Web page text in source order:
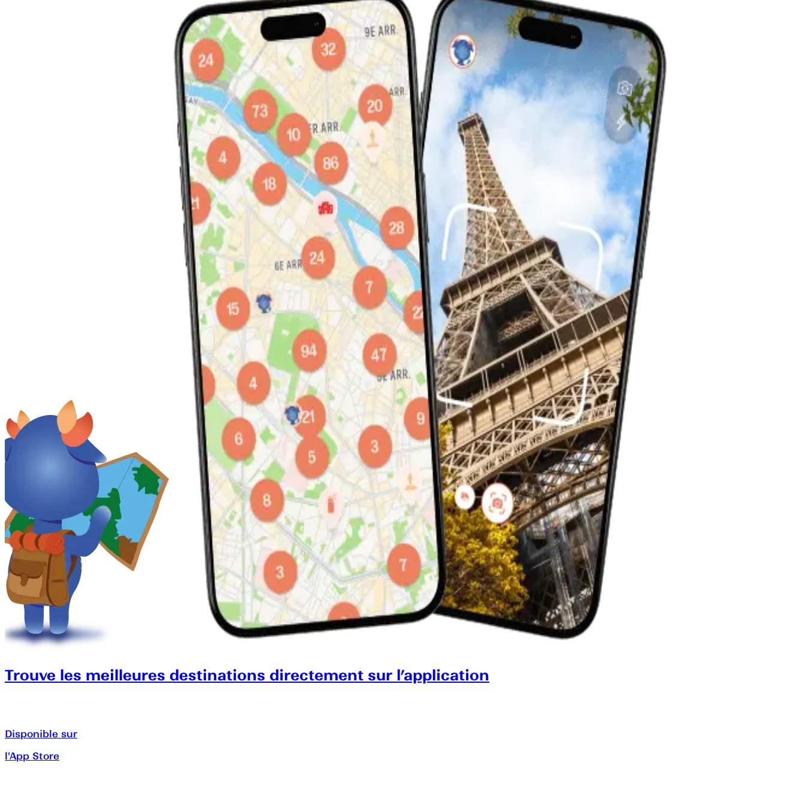
Trouve les meilleures destinations directement sur l’application
Disponible sur
l'App Store